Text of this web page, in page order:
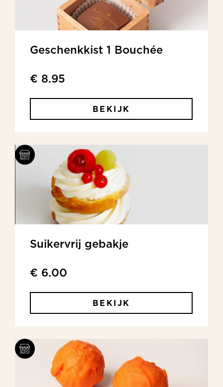
Geschenkkist 1 Bouchée
€ 8.95
BEKIJK
Suikervrij gebakje
€ 6.00
BEKIJK